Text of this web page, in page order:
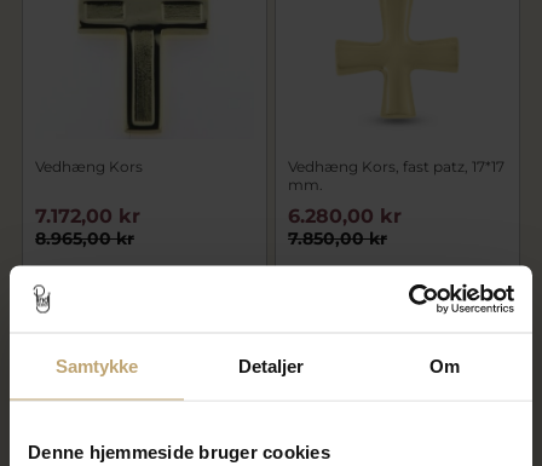
Samtykke Detaljer Om
Denne hjemmeside bruger cookies
Vedhæng Kors
8.965,00 kr
7.172,00 kr
Vedhæng Kors, fast patz, 17*17
mm.
7.850,00 kr
6.280,00 kr
SALE